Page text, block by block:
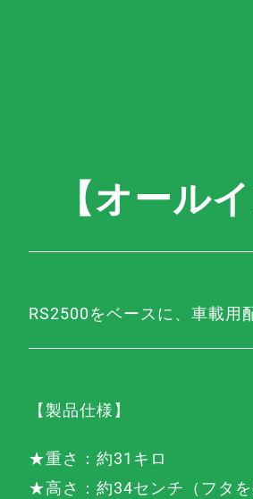
【オール
RS2500をベースに、車載用
【製品仕様】
★重さ：約31キロ
★高さ：約34センチ（フタを